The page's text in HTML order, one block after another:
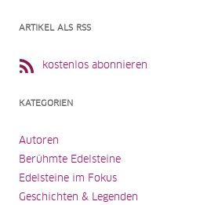
ARTIKEL ALS RSS
kostenlos abonnieren
KATEGORIEN
Autoren
Berühmte Edelsteine
Edelsteine im Fokus
Geschichten & Legenden